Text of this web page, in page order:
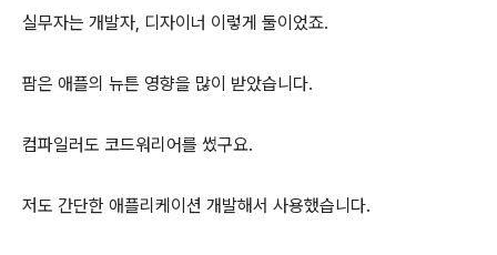
실무자는 개발자, 디자이너 이렇게 둘이었죠.
팜은 애플의 뉴튼 영향을 많이 받았습니다.
컴파일러도 코드워리어를 썼구요.
저도 간단한 애플리케이션 개발해서 사용했습니다.